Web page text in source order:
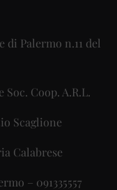
Palermo n.11 del
Coop. A.R.L.
Scaglione
Calabrese
– 091335557